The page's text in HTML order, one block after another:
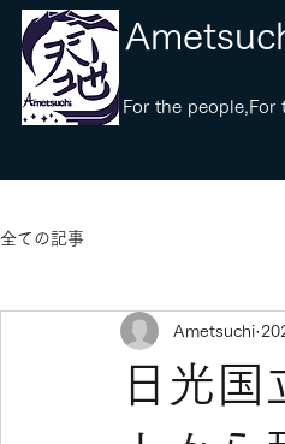
​For the people,For
全ての記事
日光
Ametsuchi